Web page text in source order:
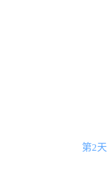
第2天